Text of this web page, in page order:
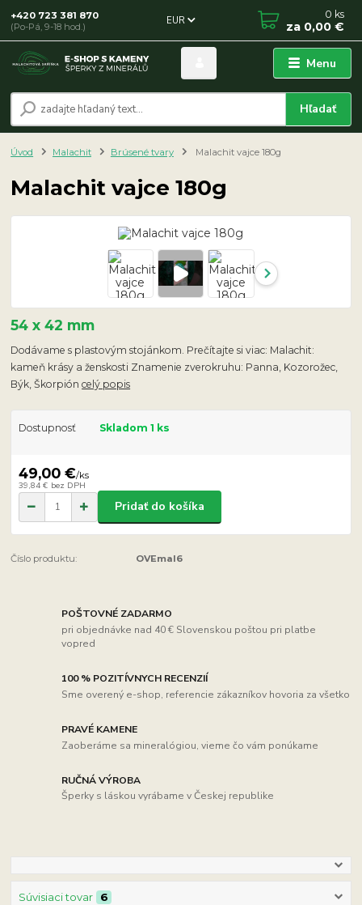
Menu
EUR
Hľadať
+420 723 381 870
(Po-Pá, 9-18 hod.)
0 ks
za 0,00 €
Úvod Malachit Brúsené tvary Malachit vajce 180g
Malachit vajce 180g
54 x 42 mm
Dodávame s plastovým stojánkom. Prečítajte si viac: Malachit:
kameň krásy a ženskosti Znamenie zverokruhu: Panna, Kozorožec,
Býk, Škorpióncelý popis
Dostupnosť Skladom 1 ks
49,00 €/ks
39,84 € bez DPH
Pridať do košíka
Číslo produktu: OVEmal6
POŠTOVNÉ ZADARMO
pri objednávke nad 40 € Slovenskou poštou pri platbe
vopred
100 % POZITÍVNYCH RECENZIÍ
Sme overený e-shop, referencie zákazníkov hovoria za všetko
PRAVÉ KAMENE
Zaoberáme sa mineralógiou, vieme čo vám ponúkame
RUČNÁ VÝROBA
Šperky s láskou vyrábame v Českej republike
Súvisiaci tovar 6